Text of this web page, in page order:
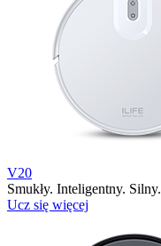
V20
Smukły. Inteligentny. Silny.
Ucz się więcej